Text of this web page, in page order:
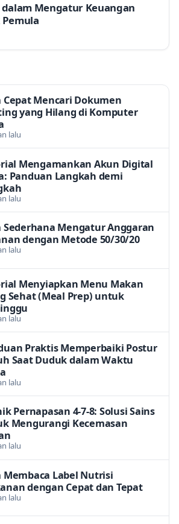
dalam Mengatur Keuangan
Cepat Mencari Dokumen
yang Hilang di Komputer
lalu
Mengamankan Akun Digital
Panduan Langkah demi
lalu
Sederhana Mengatur Anggaran
dengan Metode 50/30/20
lalu
Menyiapkan Menu Makan
Sehat (Meal Prep) untuk
lalu
Praktis Memperbaiki Postur
Saat Duduk dalam Waktu
lalu
Pernapasan 4-7-8: Solusi Sains
Mengurangi Kecemasan
lalu
Membaca Label Nutrisi
dengan Cepat dan Tepat
lalu